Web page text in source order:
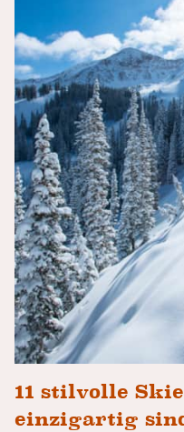
11 stilvolle
einzigartig